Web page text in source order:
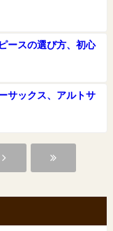
ースの選び方、初心
サックス、アルトサ